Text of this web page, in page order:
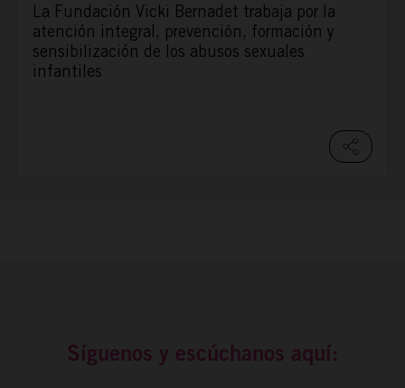
La Fundación Vicki Bernadet trabaja por la
atención integral, prevención, formación y
sensibilización de los abusos sexuales
infantiles
Síguenos y escúchanos aquí: